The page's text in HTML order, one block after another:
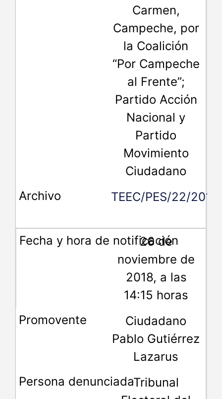
Carmen,
Campeche, por
la Coalición
“Por Campeche
al Frente”;
Partido Acción
Nacional y
Partido
Movimiento
Ciudadano
TEEC/PES/22/2018
26 de
noviembre de
2018, a las
14:15 horas
Ciudadano
Pablo Gutiérrez
Lazarus
Tribunal